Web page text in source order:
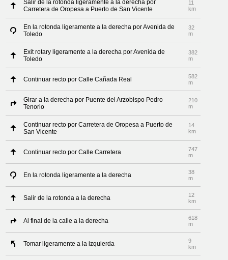
Salir de la rotonda ligeramente a la derecha por
Carretera de Oropesa a Puerto de San Vicente
11
km
En la rotonda ligeramente a la derecha por Avenida de
Toledo
32
m
Exit rotary ligeramente a la derecha por Avenida de
Toledo
382
m
Continuar recto por Calle Cañada Real
582
m
Girar a la derecha por Puente del Arzobispo Pedro
Tenorio
210
m
Continuar recto por Carretera de Oropesa a Puerto de
San Vicente
14
km
Continuar recto por Calle Carretera
747
m
En la rotonda ligeramente a la derecha
38
m
Salir de la rotonda a la derecha
12
km
Al final de la calle a la derecha
618
m
Tomar ligeramente a la izquierda
9
km